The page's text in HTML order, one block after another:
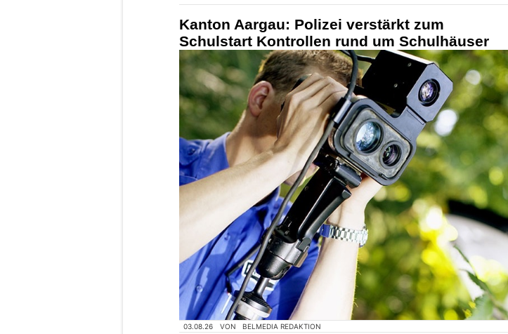
Kanton Aargau: Polizei verstärkt zum
Schulstart Kontrollen rund um Schulhäuser
03.08.26 VON BELMEDIA REDAKTION